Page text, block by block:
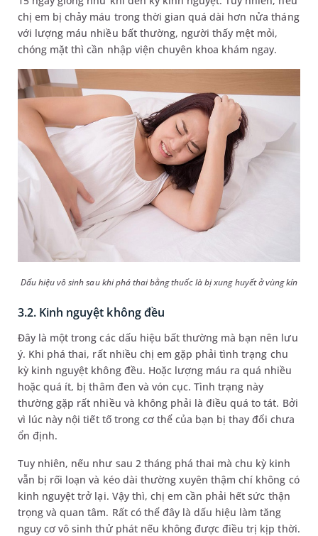
chị em bị chảy máu trong thời gian quá dài hơn nửa tháng
với lượng máu nhiều bất thường, người thấy mệt mỏi,
chóng mặt thì cần nhập viện chuyên khoa khám ngay.
Dấu hiệu vô sinh sau khi phá thai bằng thuốc là bị xung huyết ở vùng kín
3.2. Kinh nguyệt không đều
Đây là một trong các dấu hiệu bất thường mà bạn nên lưu
ý. Khi phá thai, rất nhiều chị em gặp phải tình trạng chu
kỳ kinh nguyệt không đều. Hoặc lượng máu ra quá nhiều
hoặc quá ít, bị thâm đen và vón cục. Tình trạng này
thường gặp rất nhiều và không phải là điều quá to tát. Bởi
vì lúc này nội tiết tố trong cơ thể của bạn bị thay đổi chưa
ổn định.
Tuy nhiên, nếu như sau 2 tháng phá thai mà chu kỳ kinh
vẫn bị rối loạn và kéo dài thường xuyên thậm chí không có
kinh nguyệt trở lại. Vậy thì, chị em cần phải hết sức thận
trọng và quan tâm. Rất có thể đây là dấu hiệu làm tăng
nguy cơ vô sinh thử phát nếu không được điều trị kịp thời.